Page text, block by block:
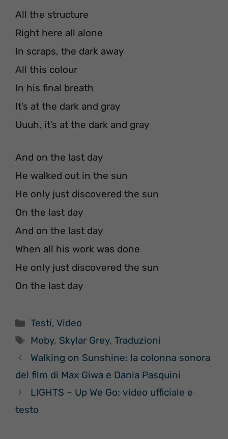
All the structure
Right here all alone
In scraps, the dark away
All this colour
In his final breath
It’s at the dark and gray
Uuuh, it’s at the dark and gray
And on the last day
He walked out in the sun
He only just discovered the sun
On the last day
And on the last day
When all his work was done
He only just discovered the sun
On the last day
Categorie
Testi,Video
Tag
Moby, Skylar Grey,Traduzioni
Walking on Sunshine: la colonna sonora
del film di Max Giwa e Dania Pasquini
LIGHTS – Up We Go: video ufficiale e
testo